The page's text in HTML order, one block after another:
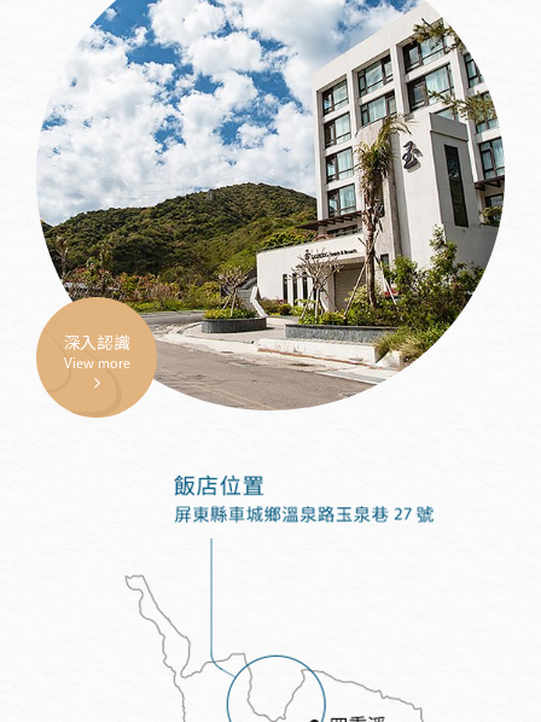
深入認識
View more